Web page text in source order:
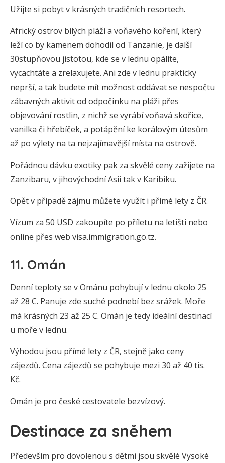
Užijte si pobyt v krásných tradičních resortech.
Africký ostrov bílých pláží a voňavého koření, který
leží co by kamenem dohodil od Tanzanie, je další
30stupňovou jistotou, kde se v lednu opálíte,
vycachtáte a zrelaxujete. Ani zde v lednu prakticky
neprší, a tak budete mít možnost oddávat se nespočtu
zábavných aktivit od odpočinku na pláži přes
objevování rostlin, z nichž se vyrábí voňavá skořice,
vanilka či hřebíček, a potápění ke korálovým útesům
až po výlety na ta nejzajímavější místa na ostrově.
Pořádnou dávku exotiky pak za skvělé ceny zažijete na
Zanzibaru, v jihovýchodní Asii tak v Karibiku.
Opět v případě zájmu můžete využít i přímé lety z ČR.
Vízum za 50 USD zakoupíte po příletu na letišti nebo
online přes web visa.immigration.go.tz.
11. Omán
Denní teploty se v Ománu pohybují v lednu okolo 25
až 28 C. Panuje zde suché podnebí bez srážek. Moře
má krásných 23 až 25 C. Omán je tedy ideální destinací
u moře v lednu.
Výhodou jsou přímé lety z ČR, stejně jako ceny
zájezdů. Cena zájezdů se pohybuje mezi 30 až 40 tis.
Kč.
Omán je pro české cestovatele bezvízový.
Destinace za sněhem
Především pro dovolenou s dětmi jsou skvělé Vysoké